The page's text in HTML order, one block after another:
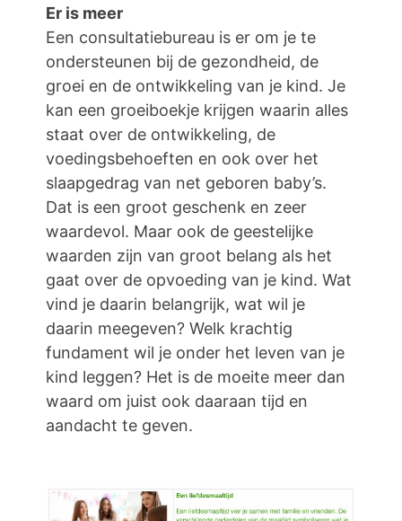
Er is meer
Een consultatiebureau is er om je te
ondersteunen bij de gezondheid, de
groei en de ontwikkeling van je kind. Je
kan een groeiboekje krijgen waarin alles
staat over de ontwikkeling, de
voedingsbehoeften en ook over het
slaapgedrag van net geboren baby’s.
Dat is een groot geschenk en zeer
waardevol. Maar ook de geestelijke
waarden zijn van groot belang als het
gaat over de opvoeding van je kind. Wat
vind je daarin belangrijk, wat wil je
daarin meegeven? Welk krachtig
fundament wil je onder het leven van je
kind leggen? Het is de moeite meer dan
waard om juist ook daaraan tijd en
aandacht te geven.